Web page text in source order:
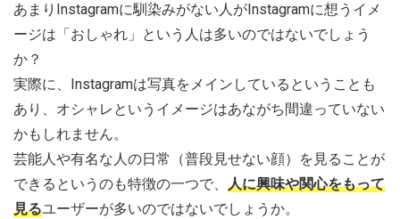
あまりInstagramに馴染みがない人がInstagramに想うイメ
ージは「おしゃれ」という人は多いのではないでしょう
か？
実際に、Instagramは写真をメインしているということも
あり、オシャレというイメージはあながち間違っていない
かもしれません。
芸能人や有名な人の日常（普段見せない顔）を見ることが
できるというのも特徴の一つで、 人に興味や関心をもって
見るユーザーが多いのではないでしょうか。